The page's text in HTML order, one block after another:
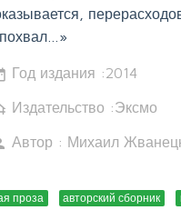
Год издания :2014
Издательство :Эксмо
Автор : Михаил
проза авторский сборник